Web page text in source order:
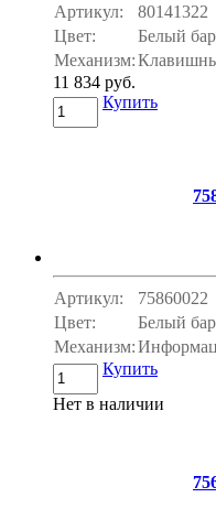
Артикул:
80141322
Цвет:
Белый
Механизм:
11 834 руб.
Купить
Артикул:
75860022
Цвет:
Белый
Механизм:
Купить
Нет в наличии